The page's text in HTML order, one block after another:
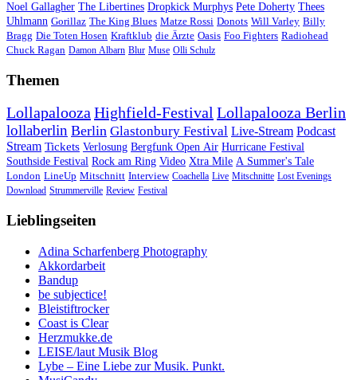
Noel Gallagher The Libertines Dropkick Murphys Pete Doherty Thees
Uhlmann Gorillaz The King Blues Matze Rossi Donots Will Varley Billy
Bragg Die Toten Hosen Kraftklub die Ärzte Oasis Foo Fighters Radiohead
Chuck Ragan Damon Albarn Blur Muse Olli Schulz
Themen
LollapaloozaHighfield-Festival Lollapalooza Berlin
lollaberlin Berlin Glastonbury Festival Live-Stream Podcast
Stream Tickets Verlosung Bergfunk Open Air Hurricane Festival
Southside Festival Rock am Ring Video Xtra Mile A Summer's Tale
London LineUp Mitschnitt Interview Coachella Live Mitschnitte Lost Evenings
Download Strummerville Review Festival
Lieblingseiten
Adina Scharfenberg Photography
Akkordarbeit
Bandup
be subjectice!
Bleistiftrocker
Coast is Clear
Herzmukke.de
LEISE/laut Musik Blog
Lybe – Eine Liebe zur Musik. Punkt.